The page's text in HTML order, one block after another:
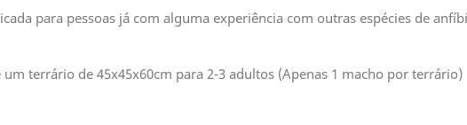
para pessoas já com alguma experiência com outras espécies de
um terrário de 45x45x60cm para 2-3 adultos (Apenas 1 macho por terrário)